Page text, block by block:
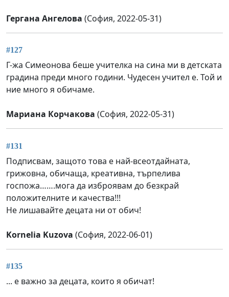
Гергана Ангелова (София, 2022-05-31)
#127
Г-жа Симеонова беше учителка на сина ми в детската
градина преди много години. Чудесен учител е. Той и
ние много я обичаме.
Мариана Корчакова (София, 2022-05-31)
#131
Подписвам, защото това е най-всеотдайната,
грижовна, обичаща, креативна, търпелива
госпожа…….мога да изброявам до безкрай
положителните и качества!!!
Не лишавайте децата ни от обич!
Kornelia Kuzova (София, 2022-06-01)
#135
... е важно за децата, които я обичат!